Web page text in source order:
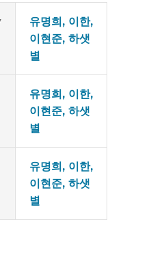
유명희, 이한,
이현준, 하샛
별
유명희, 이한,
이현준, 하샛
별
유명희, 이한,
이현준, 하샛
별